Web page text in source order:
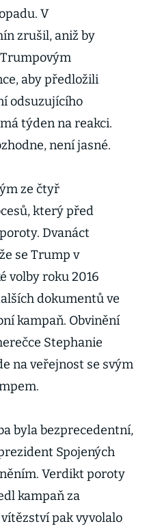
V
zrušil, aniž by
aby předložili
odsuzujícího
týden na reakci.
není jasné.
ze čtyř
který před
Dvanáct
se Trump v
volby roku 2016
dokumentů ve
kampaň. Obvinění
Stephanie
na veřejnost se svým
byla bezprecedentní,
Spojených
Verdikt poroty
kampaň za
pak vyvolalo